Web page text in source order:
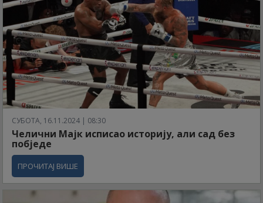
СУБОТА, 16.11.2024 | 08:30
Челични Мајк исписао историју, али сад без
побједе
ПРОЧИТАЈ ВИШЕ